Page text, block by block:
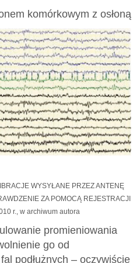
komórkowym z osłoną
WYSYŁANE PRZEZ ANTENĘ
ZA POMOCĄ REJESTRACJI
r., w archiwum autora
promieniowania
go od
podłużnych – oczywiście